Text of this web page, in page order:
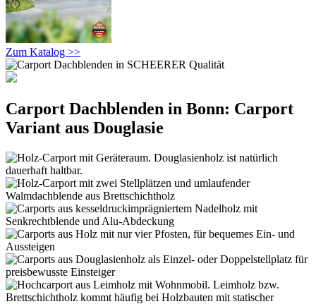
Zum Katalog >>
Carport Dachblenden in Bonn: Carport
Variant aus Douglasie